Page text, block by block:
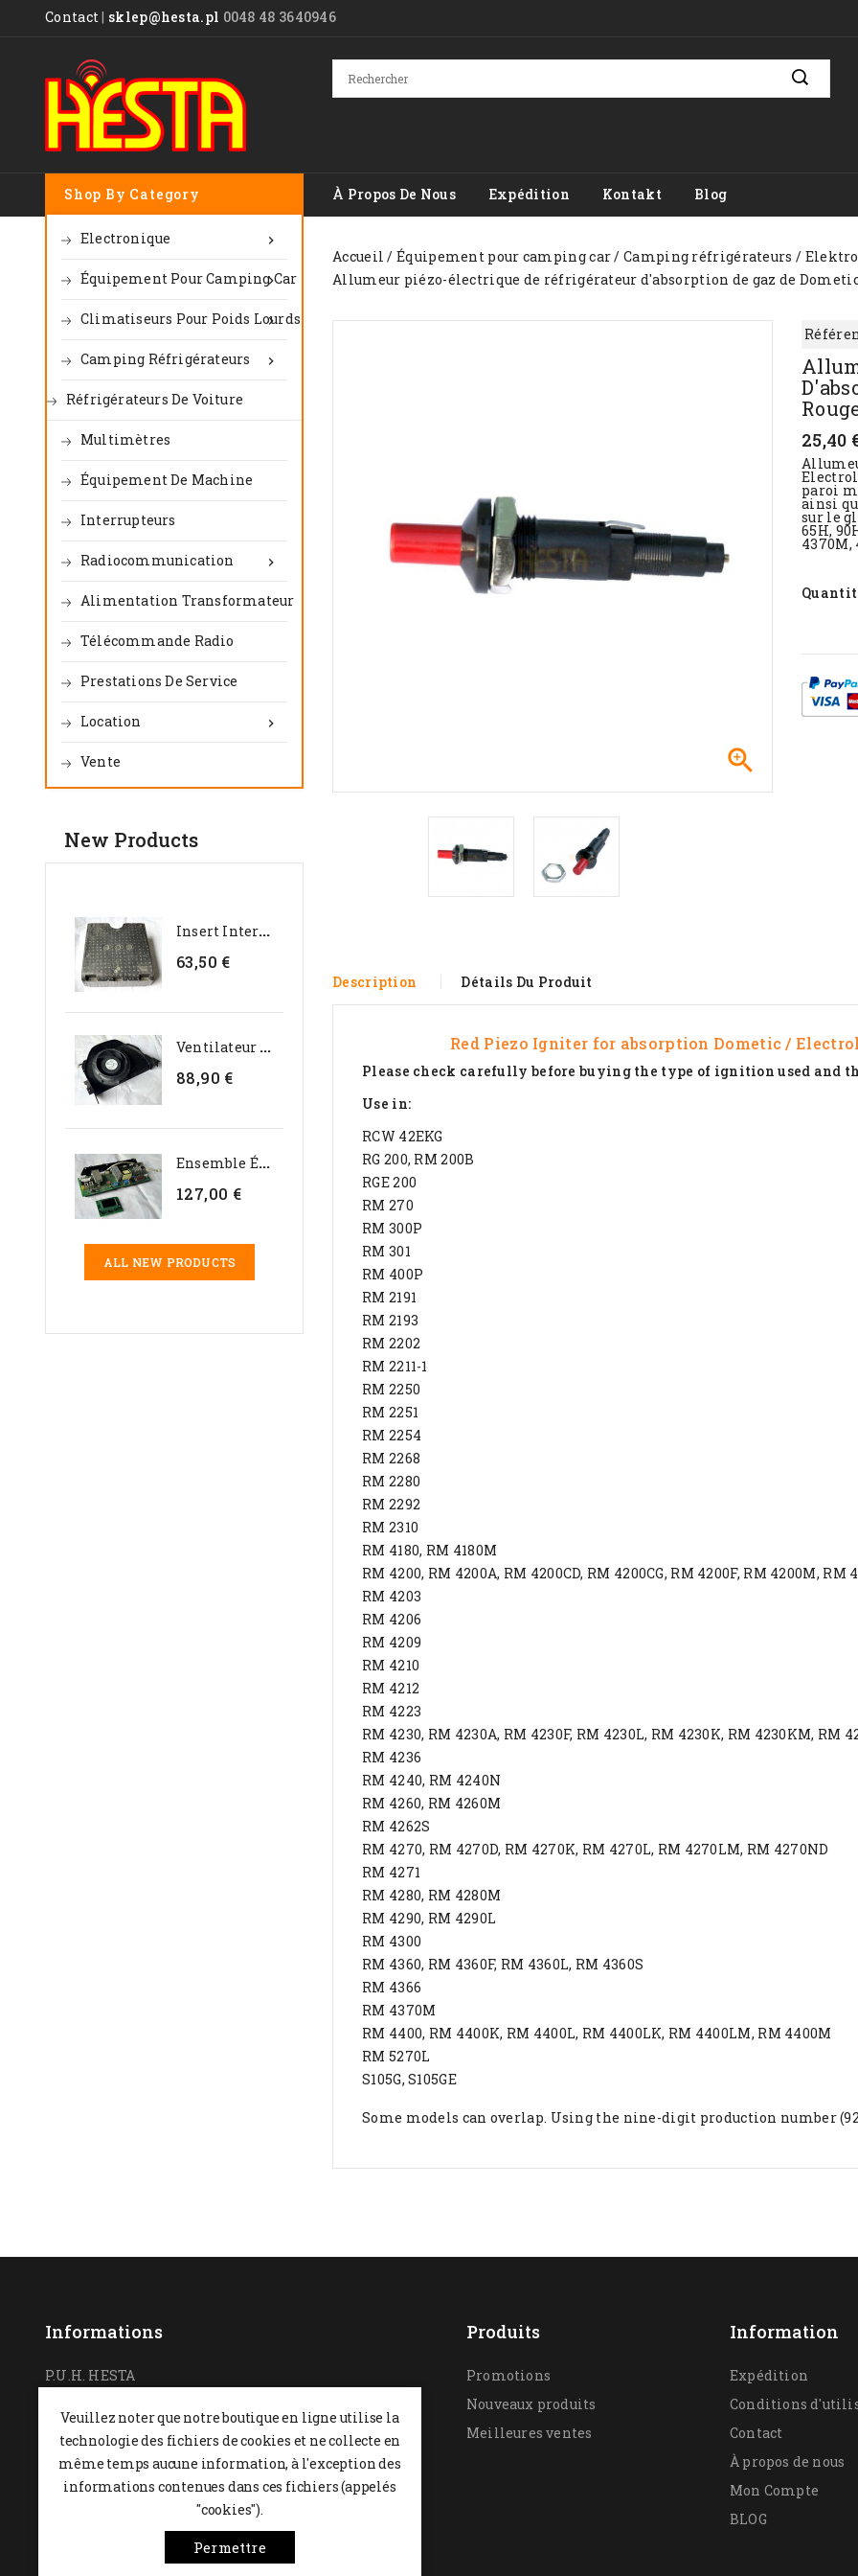
Contact| sklep@hesta.pl 0048 48 3640946
À Propos De Nous Expédition Kontakt Blog
Shop By Category

Electronique

Équipement Pour Camping Car

Climatiseurs Pour Poids Lourds

Camping Réfrigérateurs
Réfrigérateurs De Voiture
Multimètres
Équipement De Machine
Interrupteurs

Radiocommunication
Alimentation Transformateur
Télécommande Radio
Prestations De Service

Location
Vente
New Products
I
Nsert Interne En...
63,50 €
V
Entilateur D’évaporateur...
88,90 €
E
Nsemble Électronique...
127,00 €
ALL NEW PRODUCTS
Accueil Équipement pour camping car Camping réfrigérateurs
Allumeur piézo-électrique de réfrigérateur d'absorption de gaz de

25,40
paroi
ainsi
sur le
65H,
4370M,
Description Détails Du Produit
Red Piezo Igniter for absorption Dometic /
Please check carefully before buying the type of ignition used and
Use in:
RCW 42EKG
RG 200, RM 200B
RGE 200
RM 270
RM 300P
RM 301
RM 400P
RM 2191
RM 2193
RM 2202
RM 2211-1
RM 2250
RM 2251
RM 2254
RM 2268
RM 2280
RM 2292
RM 2310
RM 4180, RM 4180M
RM 4200, RM 4200A, RM 4200CD, RM 4200CG, RM 4200F, RM 4200M, RM
RM 4203
RM 4206
RM 4209
RM 4210
RM 4212
RM 4223
RM 4230, RM 4230A, RM 4230F, RM 4230L, RM 4230K, RM 4230KM, RM
RM 4236
RM 4240, RM 4240N
RM 4260, RM 4260M
RM 4262S
RM 4270, RM 4270D, RM 4270K, RM 4270L, RM 4270LM, RM 4270ND
RM 4271
RM 4280, RM 4280M
RM 4290, RM 4290L
RM 4300
RM 4360, RM 4360F, RM 4360L, RM 4360S
RM 4366
RM 4370M
RM 4400, RM 4400K, RM 4400L, RM 4400LK, RM 4400LM, RM 4400M
RM 5270L
S105G, S105GE
Some models can overlap. Using the nine-digit production number
Informations
P.U.H. HESTA
26-600 Radom, POLOGNE
0048 48 364 09 46
+48 537-970-390
Mon-Fri: 9-18; Sat: 9-14
Produits
Promotions
Nouveaux produits
Meilleures ventes
Information
Expédition
Conditions
Contact
À propos de nous
Mon Compte
BLOG
Veuillez noter que notre boutique en ligne utilise la
technologie des fichiers de cookies et ne collecte en
même temps aucune information, à l'exception des
informations contenues dans ces fichiers (appelés
"cookies").
Permettre